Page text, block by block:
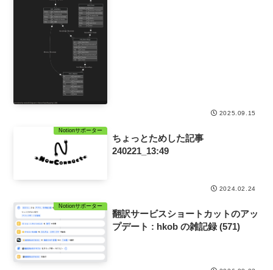
2025.09.15
Notionサポーター
ちょっとためした記事
240221_13:49
2024.02.24
Notionサポーター
翻訳サービスショートカットのアッ
プデート : hkob の雑記録 (571)